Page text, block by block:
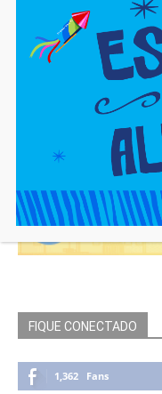
FIQUE CONECTADO
1,362 Fans